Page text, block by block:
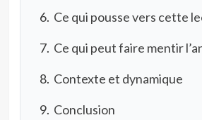
Ce qui pousse vers cette
Ce qui peut faire mentir
Contexte et dynamique
Conclusion